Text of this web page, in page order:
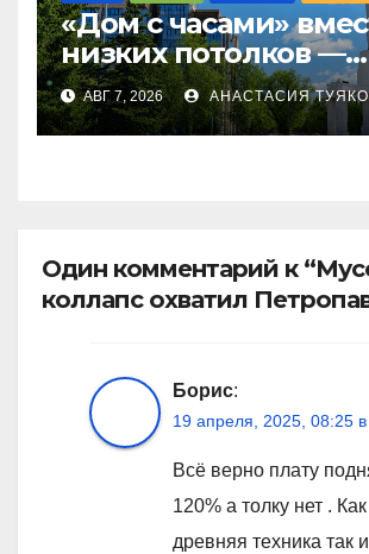
«Дом с часами»
низких потолков —
качество
раскритиковал
АВГ 7, 2026 АНАСТАСИЯ
Один комментарий к
коллапс охватил
Борис:
19 апреля, 2025, 08:25
Всё верно плату
120% а толку нет .
древняя техника так и